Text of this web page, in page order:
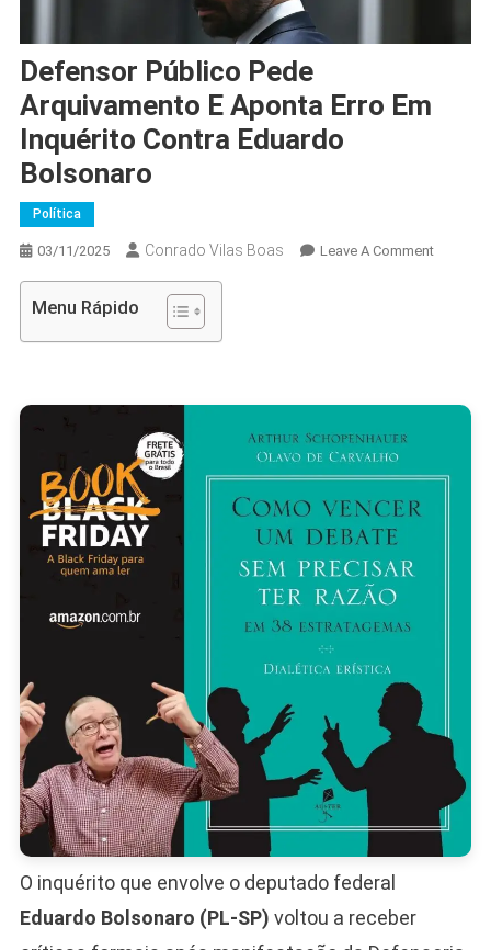
Defensor Público Pede
Arquivamento E Aponta Erro Em
Inquérito Contra Eduardo
Bolsonaro
Política
03/11/2025 Conrado Vilas Boas Leave A CommentOn
Aponta
Inquérito
Menu Rápido
O inquérito que envolve o deputado federal
Eduardo Bolsonaro (PL-SP) voltou a receber